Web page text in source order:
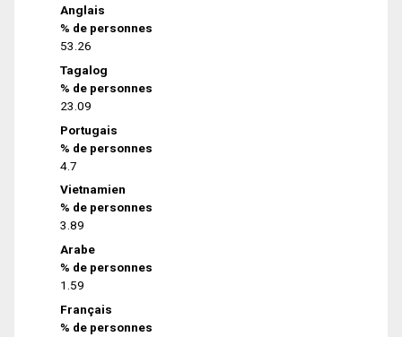
Anglais
% de personnes
53.26
Tagalog
% de personnes
23.09
Portugais
% de personnes
4.7
Vietnamien
% de personnes
3.89
Arabe
% de personnes
1.59
Français
% de personnes